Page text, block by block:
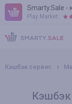
Smarty.Sale -
Play Market:
ПРАВИЛА
ПЛАГИНЫ
Кэшбэк сервис
Кэшбэк